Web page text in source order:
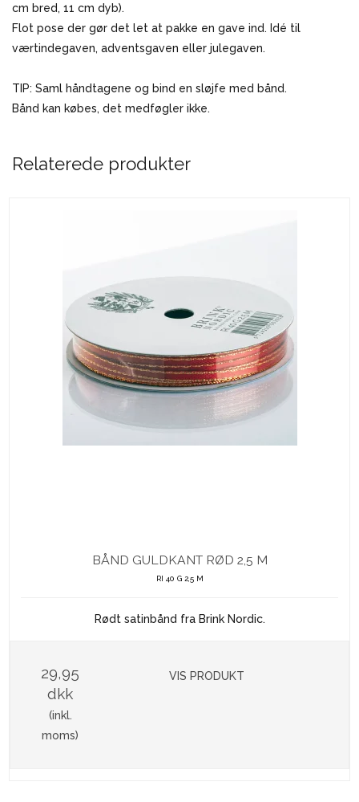
cm bred, 11 cm dyb).
Flot pose der gør det let at pakke en gave ind. Idé til
værtindegaven, adventsgaven eller julegaven.
TIP: Saml håndtagene og bind en sløjfe med bånd.
Bånd kan købes, det medføgler ikke.
Relaterede produkter
BÅND GULDKANT RØD 2,5 M
RI 40 G 2,5 M
Rødt satinbånd fra Brink Nordic.
29,95
dkk
(inkl.
moms)
VIS PRODUKT